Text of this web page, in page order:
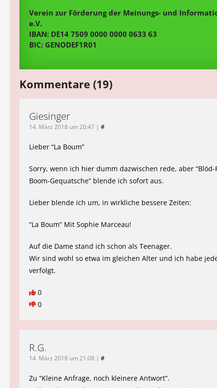
Verein zur Förderung der Meinungs- und
e.V.
IBAN: DE14 7509 0000 0000 0633 63
BIC: GENODEF1R01
Kommentare (19)
Giesinger
14. März 2018 um 20:47 | #
Lieber “La Boum”
Sorry, wenn ich hier dumm dazwischen rede, aber
Boom-Gequatsche” blende ich sofort aus.
Lieber blende ich um, in wirkliche bessere Zeiten:
“La Boum” Mit Sophie Marceau!
Auf die Dame stand ich schon als Teenager.
Wir sind wohl so etwa im gleichen Alter und ich habe
verfolgt.
0
0
R.G.
14. März 2018 um 21:08 | #
Zu “Kleine Anfrage, noch kleinere Antwort”.